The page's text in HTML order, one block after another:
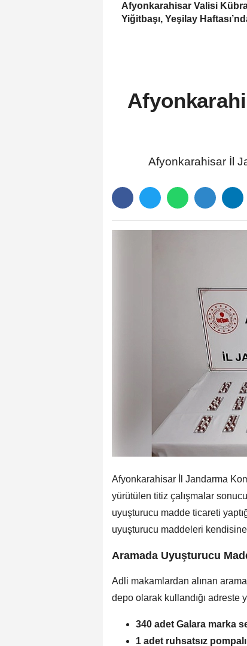
Afyonkarahisar Valisi
Yiğitbaşı, Yeşilay
Afyonkarahisar İl
Afyonkarahisar İl Jandarma
yürütülen titiz çalışmalar
uyuşturucu madde ticareti
uyuşturucu maddeleri
Aramada Uyuşturucu
Adli makamlardan alınan
depo olarak kullandığı adreste
340 adet Galara marka
1 adet ruhsatsız